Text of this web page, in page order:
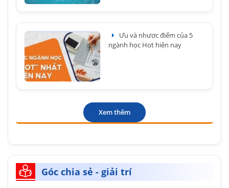
Ưu và nhược điểm của 5
ngành học Hot hiện nay
Xem thêm
Góc chia sẻ - giải trí